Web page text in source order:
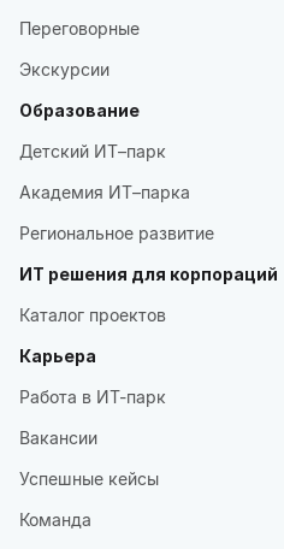
Переговорные
Экскурсии
Образование
Детский ИТ–парк
Академия ИТ–парка
Региональное развитие
ИТ решения для корпораций
Каталог проектов
Карьера
Работа в ИТ-парк
Вакансии
Успешные кейсы
Команда